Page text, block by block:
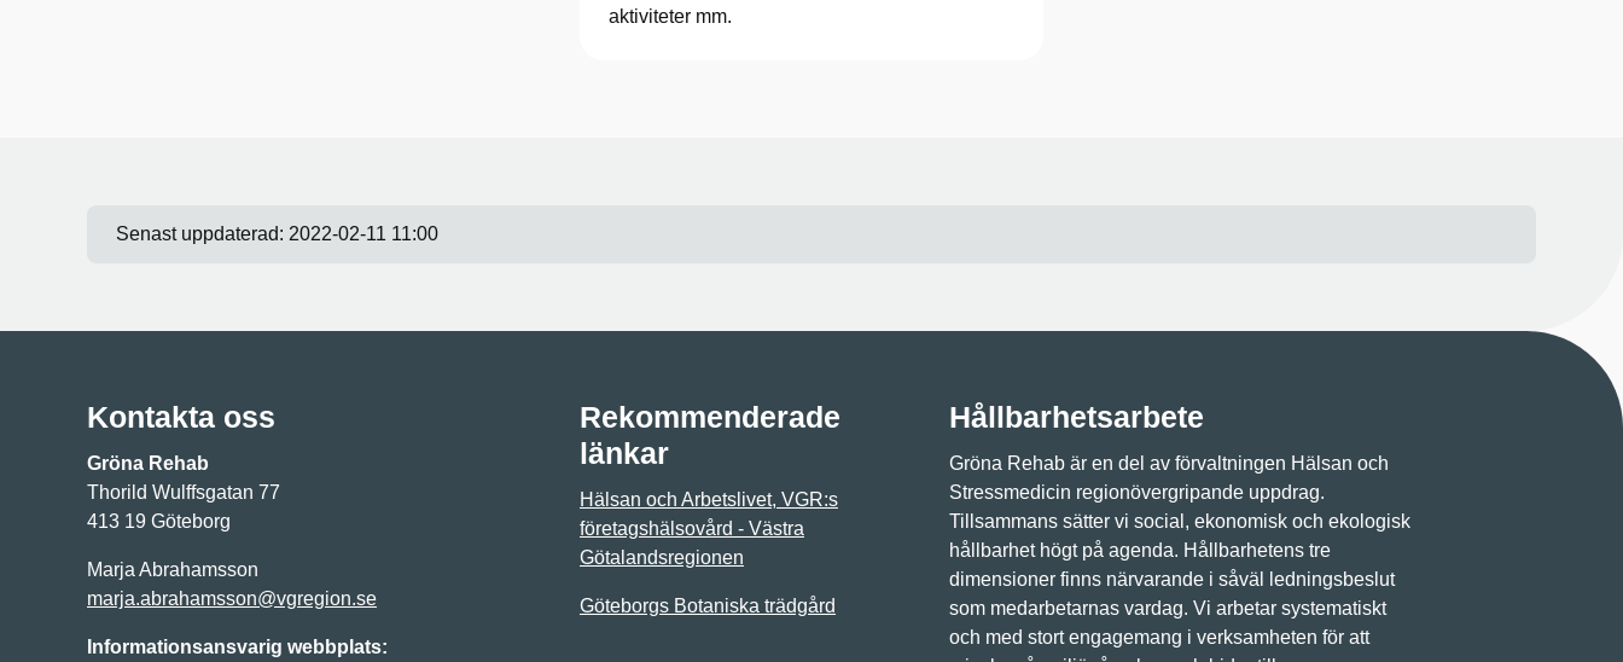
aktiviteter mm.
Senast uppdaterad: 2022-02-11 11:00
Kontakta oss
Gröna Rehab
Thorild Wulffsgatan 77
413 19 Göteborg
Marja Abrahamsson
marja.abrahamsson@vgregion.se
Informationsansvarig webbplats:
Rekommenderade
länkar
Hälsan och Arbetslivet, VGR:s
företagshälsovård - Västra
Götalandsregionen
Göteborgs Botaniska trädgård
Hållbarhetsarbete
Gröna Rehab är en del av förvaltningen Hälsan och
Stressmedicin regionövergripande uppdrag.
Tillsammans sätter vi social, ekonomisk och ekologisk
hållbarhet högt på agenda. Hållbarhetens tre
dimensioner finns närvarande i såväl ledningsbeslut
som medarbetarnas vardag. Vi arbetar systematiskt
och med stort engagemang i verksamheten för att